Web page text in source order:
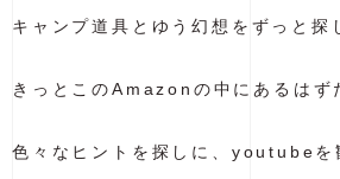
キャンプ道具とゆう幻想をずっと探
きっとこのAmazonの中にあるはず
色々なヒントを探しに、youtubeを